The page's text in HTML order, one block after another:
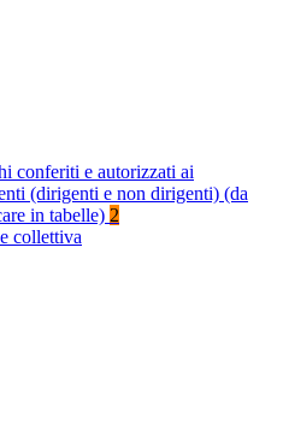
conferiti e autorizzati ai
(dirigenti e non dirigenti) (da
in tabelle) 2
collettiva